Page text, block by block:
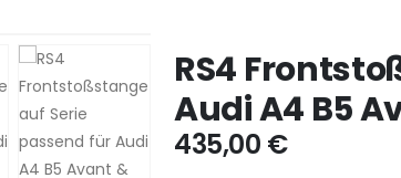
RS4
Audi A4 B5
435,00 €